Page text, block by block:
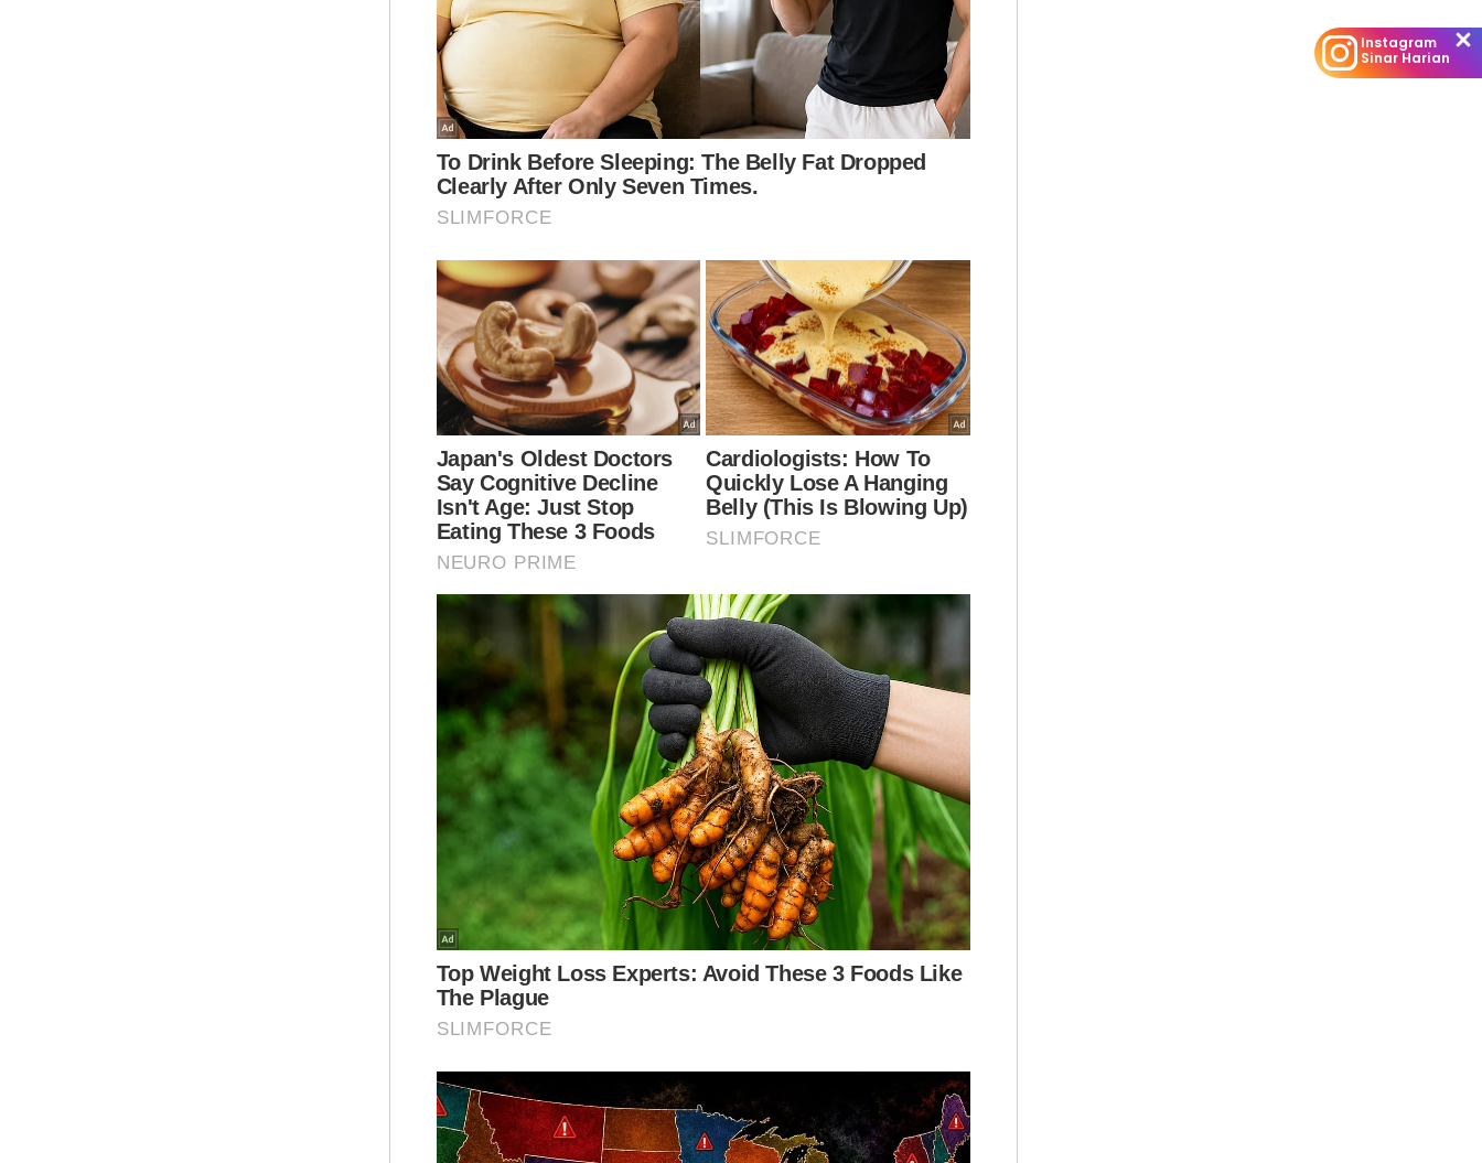
Sementara itu, Zulfahmi juga percaya sekiranya
program 'wild card' tersebut menjadi kenyataan,
persediaan termasuk sesi ujian awal serta jentera
kompetitif akan diatur supaya pelumba negara
tidak turun berlumba tanpa persediaan sewajarnya.
Zulfahmi menjelaskan, sekurang-kurangnya
pengumuman rasmi perlu dibuat 45 hari sebelum
perlumbaan mengikut syarat pemegang hak
MotoGP, Dorna Sports namun pihaknya berharap
ia dapat dilakukan lebih awal untuk tujuan promosi.
“Kalau kita dapat 'wild card', sasaran realistik
bukanlah podium atau menang tetapi memberi
pengalaman pertama yang berharga buat
pelumba negara.
Artikel Berkaitan:
Amer mahu tawan Litar Sepang
Hakim Danish selesa merendah diri
Hakim Danish naik podium di Litar Le Mans
“Saya mahu mereka turun dengan keyakinan
selepas ujian dan persiapan rapi bukan sekadar
hadir tanpa daya saing.
Instagram
Sinar Harian